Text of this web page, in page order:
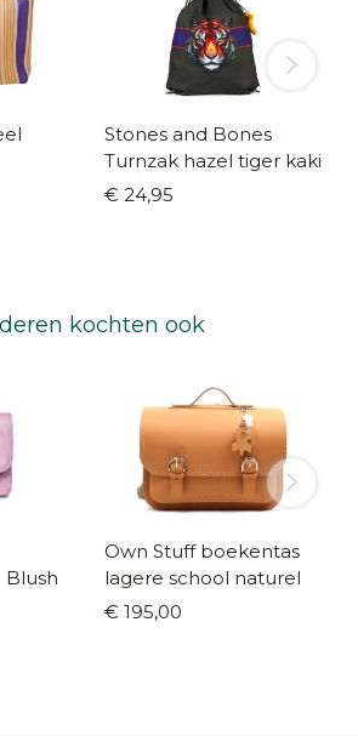
Stones and Bones
Turnzak hazel tiger kaki
€ 24,95
kochten ook
Own Stuff boekentas
lagere school naturel
€ 195,00